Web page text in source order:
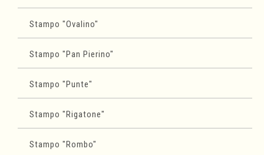
Stampo "Ovalino"
Stampo "Pan Pierino"
Stampo "Punte"
Stampo "Rigatone"
Stampo "Rombo"